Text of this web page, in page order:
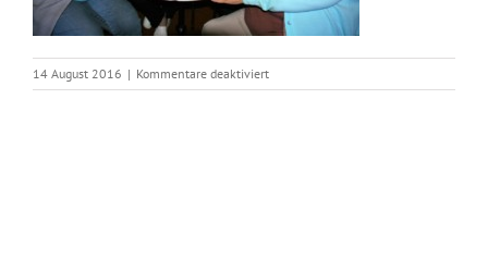
14 August 2016 | Kommentare deaktiviertfür
IMG_2506